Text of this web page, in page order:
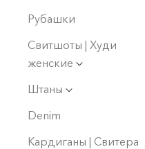
Рубашки
Свитшоты | Худи
женские
Штаны
Denim
Кардиганы | Свитера